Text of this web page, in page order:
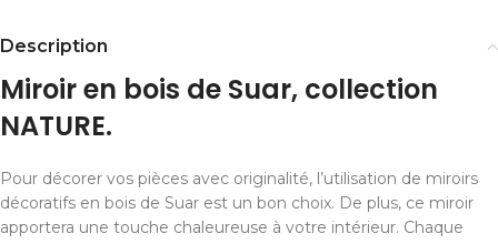
Description
Miroir en bois de Suar, collection
NATURE.
Pour décorer vos pièces avec originalité, l’utilisation de miroirs
décoratifs en bois de Suar est un bon choix. De plus, ce miroir
apportera une touche chaleureuse à votre intérieur. Chaque